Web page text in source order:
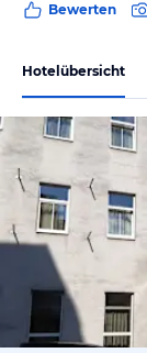
Bewerten
Hotelübersicht